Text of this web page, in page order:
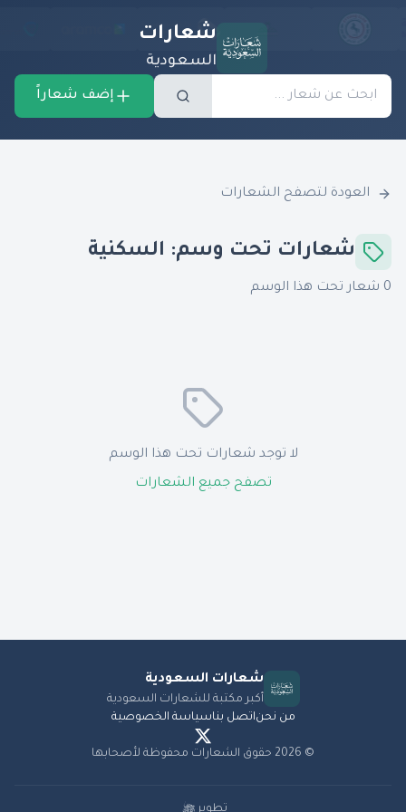
شعارات
السعودية
إضف شعاراً
العودة لتصفح الشعارات
شعارات تحت وسم: السكنية
0 شعار تحت هذا الوسم
لا توجد شعارات تحت هذا الوسم
تصفح جميع الشعارات
شعارات السعودية
أكبر مكتبة للشعارات السعودية
من نحناتصل بناسياسة الخصوصية
©
2026 حقوق الشعارات محفوظة لأصحابها
تطوير